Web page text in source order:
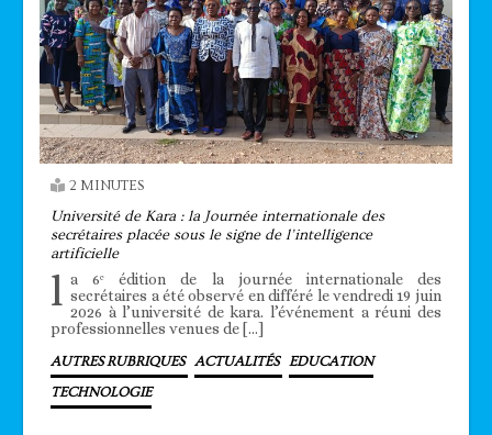
2 MINUTES
Université de Kara : la Journée internationale des
secrétaires placée sous le signe de l’intelligence
artificielle
l a 6ᵉ édition de la journée internationale des
secrétaires a été observé en différé le vendredi 19 juin
2026 à l’université de kara. l’événement a réuni des
professionnelles venues de […]
AUTRES RUBRIQUES ACTUALITÉS EDUCATION
TECHNOLOGIE